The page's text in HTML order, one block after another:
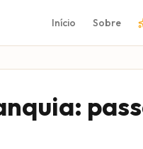
Início Sobre